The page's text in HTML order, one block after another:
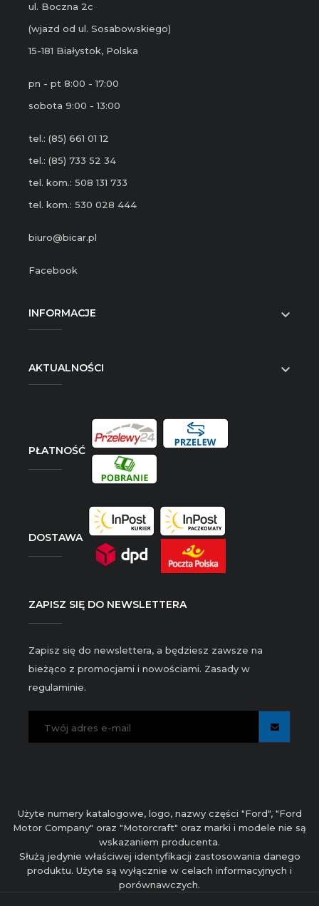
ul. Boczna 2c
(wjazd od ul. Sosabowskiego)
15-181 Białystok, Polska
pn - pt 8:00 - 17:00
sobota 9:00 - 13:00
tel.: (85) 661 01 12
tel.: (85) 733 52 34
tel. kom.: 508 131 733
tel. kom.: 530 028 444
biuro@bicar.pl
Facebook
INFORMACJE 
AKTUALNOŚCI 
PŁATNOŚĆ
DOSTAWA
ZAPISZ SIĘ DO NEWSLETTERA
Zapisz się do newslettera, a będziesz zawsze na
bieżąco z promocjami i nowościami. Zasady w
regulaminie.
Użyte numery katalogowe, logo, nazwy części "Ford", "Ford
Motor Company" oraz "Motorcraft" oraz marki i modele nie są
wskazaniem producenta.
Służą jedynie właściwej identyfikacji zastosowania danego
produktu. Użyte są wyłącznie w celach informacyjnych i
porównawczych.